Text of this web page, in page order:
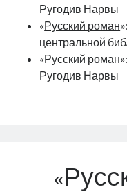
Михаил Стальнухин:
mstalnuhhin@gmail.com
Ругодив Нарвы
«Русский роман
центральной
«Русский
Ругодив Нарвы